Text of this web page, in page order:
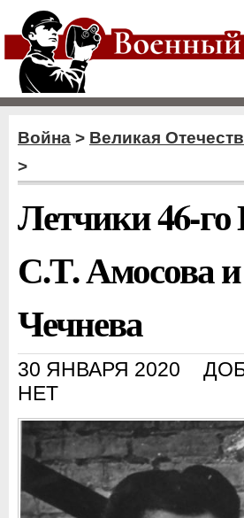
Война > Великая
>
Летчики 46-
С.Т. Амосова
Чечнева
30 ЯНВАРЯ 2020
НЕТ